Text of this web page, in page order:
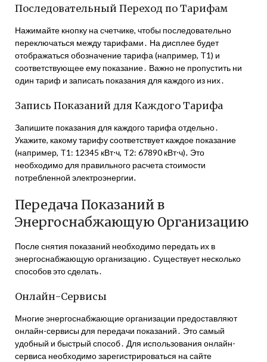
Последовательный Переход по Тарифам
Нажимайте кнопку на счетчике, чтобы последовательно
переключаться между тарифами․ На дисплее будет
отображаться обозначение тарифа (например, T1) и
соответствующее ему показание․ Важно не пропустить ни
один тариф и записать показания для каждого из них․
Запись Показаний для Каждого Тарифа
Запишите показания для каждого тарифа отдельно․
Укажите, какому тарифу соответствует каждое показание
(например, T1: 12345 кВт⋅ч, T2: 67890 кВт⋅ч)․ Это
необходимо для правильного расчета стоимости
потребленной электроэнергии․
Передача Показаний в
Энергоснабжающую Организацию
После снятия показаний необходимо передать их в
энергоснабжающую организацию․ Существует несколько
способов это сделать․
Онлайн-Сервисы
Многие энергоснабжающие организации предоставляют
онлайн-сервисы для передачи показаний․ Это самый
удобный и быстрый способ․ Для использования онлайн-
сервиса необходимо зарегистрироваться на сайте